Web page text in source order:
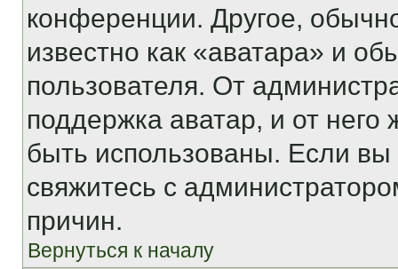
конференции. Другое,
известно как «аватара» и
пользователя. От
поддержка аватар, и от него
быть использованы. Если
свяжитесь с
причин.
Вернуться к началу